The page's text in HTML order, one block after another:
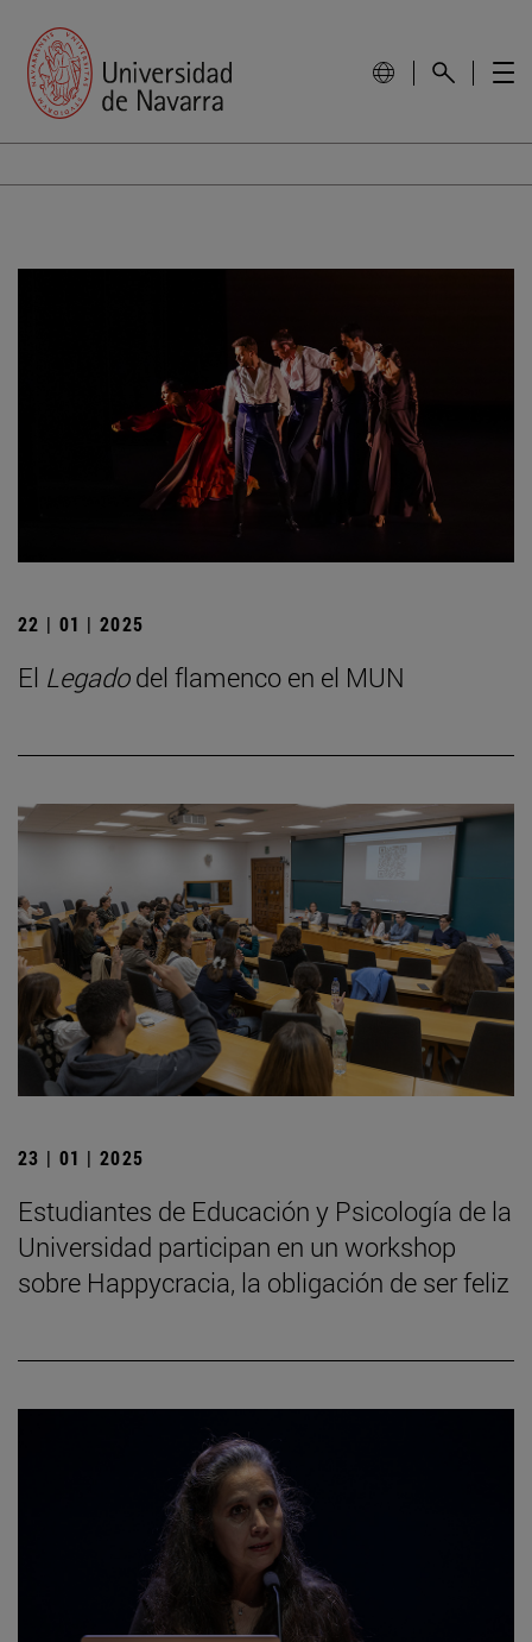
22 | 01 | 2025
El Legadodel flamenco en el MUN
23 | 01 | 2025
Estudiantes de Educación y Psicología de la
Universidad participan en un workshop
sobre Happycracia, la obligación de ser feliz